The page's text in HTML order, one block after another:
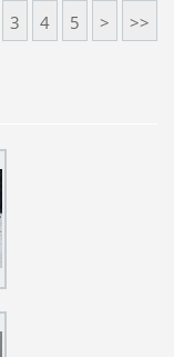
3 4 5 > >>